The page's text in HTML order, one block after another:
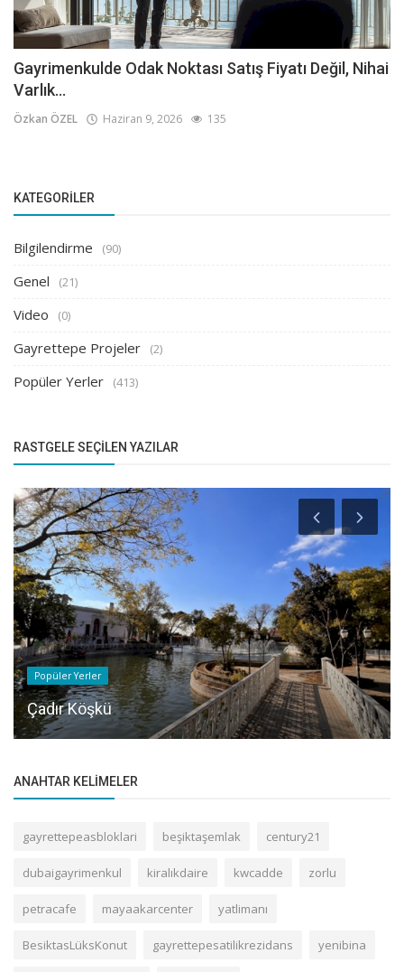
Gayrimenkulde Odak Noktası Satış Fiyatı Değil, Nihai
Varlık...
Özkan ÖZEL Haziran 9, 2026 135
KATEGORILER
Bilgilendirme (90)
Genel (21)
Video (0)
Gayrettepe Projeler (2)
Popüler Yerler (413)
RASTGELE SEÇILEN YAZILAR
Popüler Yerler
Çadır Köşkü
ANAHTAR KELIMELER
gayrettepeasbloklari beşiktaşemlak century21
dubaigayrimenkul kiralıkdaire kwcadde zorlu
petracafe mayaakarcenter yatlimanı
BesiktasLüksKonut gayrettepesatilikrezidans yenibina